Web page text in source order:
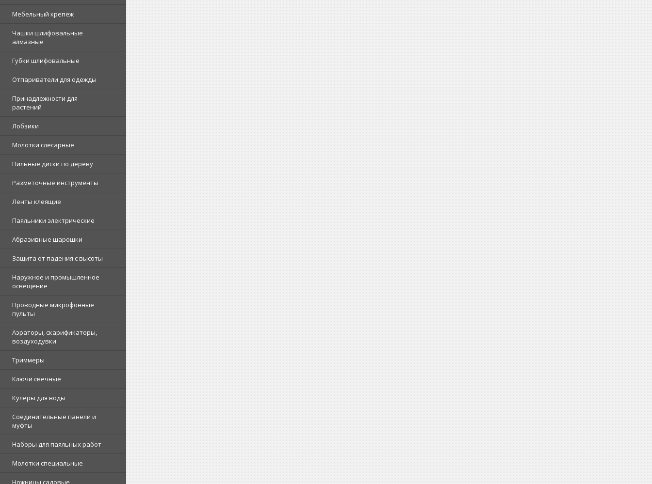
Мебельный крепеж
Чашки шлифовальные
алмазные
Губки шлифовальные
Отпариватели для одежды
Принадлежности для
растений
Лобзики
Молотки слесарные
Пильные диски по дереву
Разметочные инструменты
Ленты клеящие
Паяльники электрические
Абразивные шарошки
Защита от падения с высоты
Наружное и промышленное
освещение
Проводные микрофонные
пульты
Аэраторы, скарификаторы,
воздуходувки
Триммеры
Ключи свечные
Кулеры для воды
Соединительные панели и
муфты
Наборы для паяльных работ
Молотки специальные
Ножницы садовые